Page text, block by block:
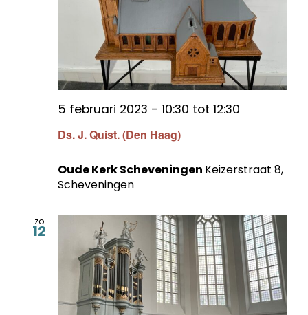
Ds. J. Quist. (Den Haag)
5 februari 2023 - 10:30 tot 12:30
Oude Kerk Scheveningen Keizerstraat 8,
Scheveningen
zo
12